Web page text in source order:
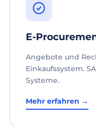
E-
Angebote und
Einkaufssystem.
Systeme.
Mehr erfahren →